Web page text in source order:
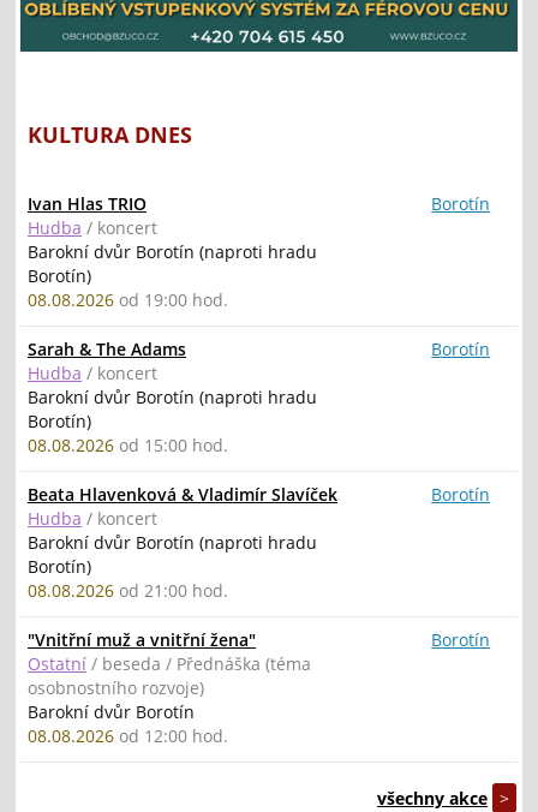
KULTURA DNES
Ivan Hlas TRIO
Hudba / koncert
Barokní dvůr Borotín (naproti hradu
Borotín)
08.08.2026 od 19:00 hod.
Borotín
Sarah & The Adams
Hudba / koncert
Barokní dvůr Borotín (naproti hradu
Borotín)
08.08.2026 od 15:00 hod.
Borotín
Beata Hlavenková & Vladimír Slavíček
Hudba / koncert
Barokní dvůr Borotín (naproti hradu
Borotín)
08.08.2026 od 21:00 hod.
Borotín
"Vnitřní muž a vnitřní žena"
Ostatní / beseda / Přednáška (téma
osobnostního rozvoje)
Barokní dvůr Borotín
08.08.2026 od 12:00 hod.
Borotín
všechny akce >